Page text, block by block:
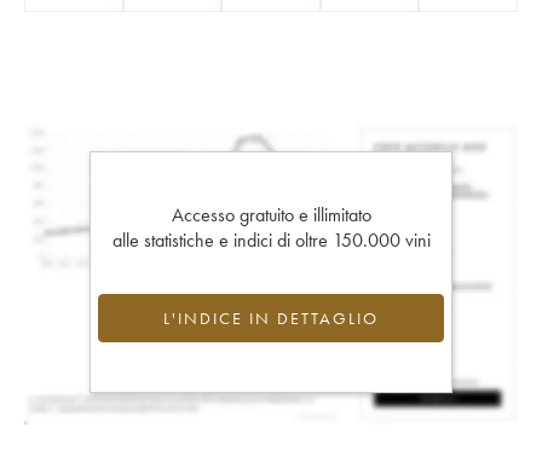
Accesso gratuito e illimitato
alle statistiche e indici di oltre 150.000 vini
L'INDICE IN DETTAGLIO